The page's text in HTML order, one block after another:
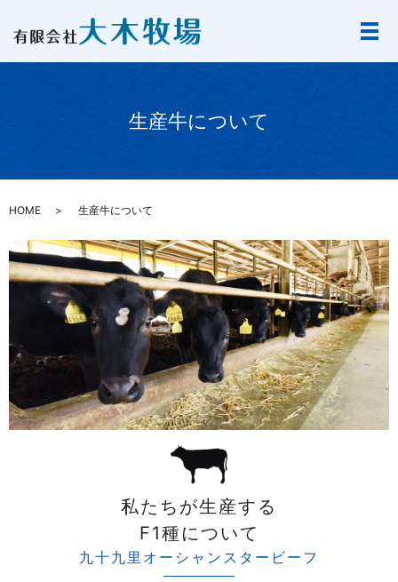
生産牛について
HOME 生産牛について
私たちが生産する
F1種について
九十九里オーシャンスタービーフ